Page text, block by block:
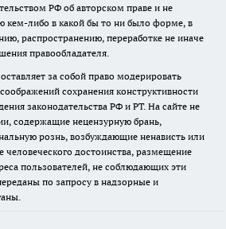
РФ об авторском праве и не
кем-либо в какой бы то ни было форме, в
распространению, переработке не иначе
правообладателя.
за собой право модерировать
сохранения конструктивности
законодательства РФ и РТ. На сайте не
содержащие нецензурную брань,
рознь, возбуждающие ненависть или
человеческого достоинства, размещение
пользователей, не соблюдающих эти
по запросу в надзорные и